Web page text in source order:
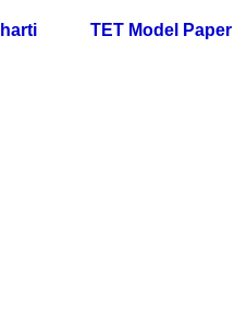
TET Model Paper